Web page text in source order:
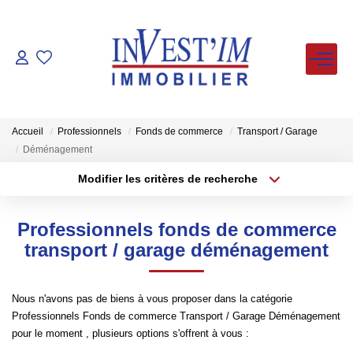
ACHETER
LOUER
VENDUS
ESTIMER
FAIRE GERER
NOS AGENCES
Accueil Professionnels Fonds de commerce
Transport / Garage
Déménagement
Modifier les critères de recherche
Sélectionnez...
Type de bien
Surface min
Créer une alerte
Professionnels fonds de commerce
transport / garage déménagement
Nous n'avons pas de biens à vous proposer dans la catégorie
Professionnels Fonds de commerce Transport / Garage Déménagement
pour le moment , plusieurs options s'offrent à vous :